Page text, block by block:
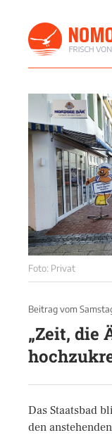
Foto: Privat
Beitrag vom
„Zeit, die
Das Staatsbad
den